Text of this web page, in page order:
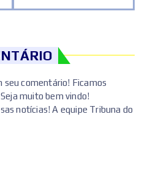
seu comentário! Ficamos
muito bem vindo!
notícias! A equipe Tribuna do